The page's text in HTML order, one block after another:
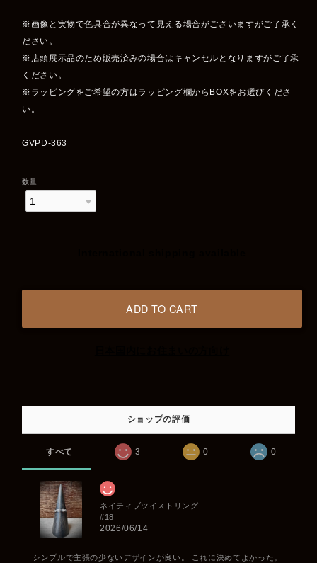
※画像と実物で色具合が異なって見える場合がございますがご了承く
ださい。
※店頭展示品のため販売済みの場合はキャンセルとなりますがご了承
ください。
※ラッピングをご希望の方はラッピング欄からBOXをお選びくださ
い。
GVPD-363
数量
ADD TO CART
ショップの評価
すべて 3 0 0
ネイティブツイストリング
#18
2026/06/14
シンプルで主張の少ないデザインが良い。 これに決めてよかった。